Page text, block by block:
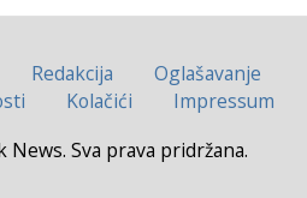
Redakcija
Oglašavanje
Kolačići
Impressum
Sva prava pridržana.